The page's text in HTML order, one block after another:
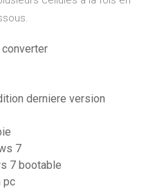
derniere version
7
7 bootable
pc